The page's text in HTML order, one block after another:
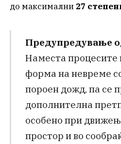
до максимални 27
Предупредување
Наместа процесите
форма на невреме
пороен дожд, па се
дополнителна
особено при
простор и во